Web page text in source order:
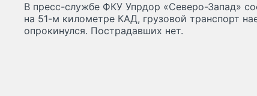
В пресс-службе ФКУ Упрдор «Северо-Запад»
на 51-м километре КАД, грузовой транспорт
опрокинулся. Пострадавших нет.